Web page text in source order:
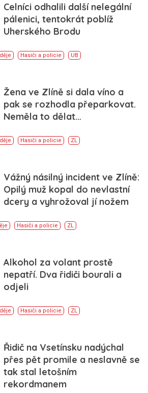
Celníci odhalili další nelegální
pálenici, tentokrát poblíž
Uherského Brodu
Hasiči a policie UB
Žena ve Zlíně si dala víno a
pak se rozhodla přeparkovat.
Neměla to dělat…
Hasiči a policie ZL
Vážný násilný incident ve Zlíně:
Opilý muž kopal do nevlastní
dcery a vyhrožoval jí nožem
Hasiči a policie ZL
Alkohol za volant prostě
nepatří. Dva řidiči bourali a
odjeli
Hasiči a policie ZL
Řidič na Vsetínsku nadýchal
přes pět promile a neslavně se
tak stal letošním
rekordmanem